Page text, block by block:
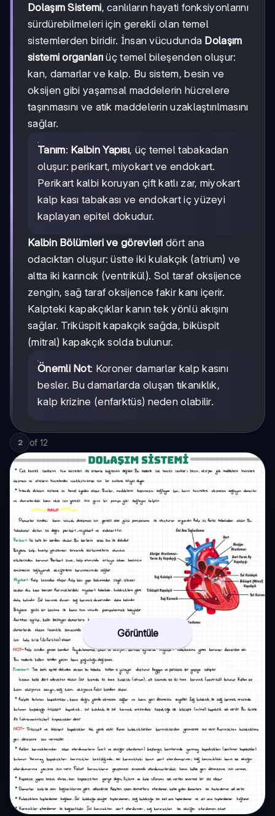
Dolaşım Sistemi, canlıların hayati fonksiyonlarını
sürdürebilmeleri için gerekli olan temel
sistemlerden biridir. İnsan vücudunda Dolaşım
sistemi organları üç temel bileşenden oluşur:
kan, damarlar ve kalp. Bu sistem, besin ve
oksijen gibi yaşamsal maddelerin hücrelere
taşınmasını ve atık maddelerin uzaklaştırılmasını
sağlar.
Tanım: Kalbin Yapısı, üç temel tabakadan
oluşur: perikart, miyokart ve endokart.
Perikart kalbi koruyan çift katlı zar, miyokart
kalp kası tabakası ve endokart iç yüzeyi
kaplayan epitel dokudur.
Kalbin Bölümleri ve görevleri dört ana
odacıktan oluşur: üstte iki kulakçık (atrium) ve
altta iki karıncık (ventrikül). Sol taraf oksijence
zengin, sağ taraf oksijence fakir kanı içerir.
Kalpteki kapakçıklar kanın tek yönlü akışını
sağlar. Triküspit kapakçık sağda, biküspit
(mitral) kapakçık solda bulunur.
Önemli Not: Koroner damarlar kalp kasını
besler. Bu damarlarda oluşan tıkanıklık,
kalp krizine (enfarktüs) neden olabilir.
2 of 12
Görüntüle